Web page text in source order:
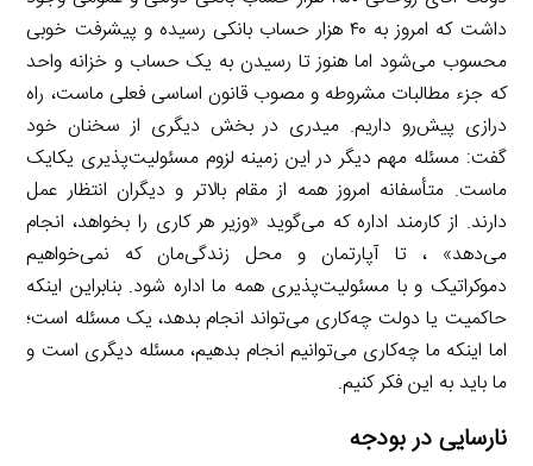
داشت که امروز به ۴۰ هزار حساب بانکی رسیده و پیشرفت خوبی
محسوب می‌شود اما هنوز تا رسیدن به یک حساب و خزانه واحد
که جزء مطالبات مشروطه و مصوب قانون اساسی فعلی ماست، راه
درازی پیش‌رو داریم. میدری در بخش دیگری از سخنان خود
گفت: مسئله مهم دیگر در این زمینه لزوم مسئولیت‌پذیری یکایک
ماست. متأسفانه امروز همه از مقام بالاتر و دیگران انتظار عمل
دارند. از کارمند اداره که می‌گوید «وزیر هر کاری را بخواهد، انجام
می‌دهد» ، تا آپارتمان و محل زندگی‌مان که نمی‌خواهیم
دموکراتیک و با مسئولیت‌پذیری همه ما اداره شود. بنابراین اینکه
حاکمیت یا دولت چه‌کاری می‌تواند انجام بدهد، یک مسئله است؛
اما اینکه ما چه‌کاری می‌توانیم انجام بدهیم، مسئله دیگری است و
ما باید به این فکر کنیم.
نارسایی در بودجه